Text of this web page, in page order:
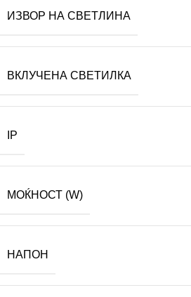
ИЗВОР НА СВЕТЛИНА
ВКЛУЧЕНА СВЕТИЛКА
IP
МОЌНОСТ (W)
НАПОН